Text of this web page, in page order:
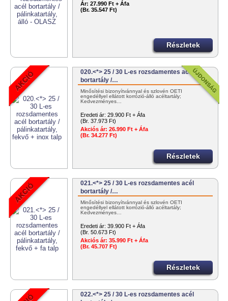
Ár: 27.990 Ft + Áfa
(Br. 35.547 Ft)
Részletek
020.<*> 25 / 30 L-es rozsdamentes acél
bortartály /…
Minősítési bizonyítvánnyal és szlovén OÉTI
engedéllyel ellátott korrózió-álló acéltartály;
Kedvezményes…
Eredeti ár: 29.900 Ft + Áfa
(Br. 37.973 Ft)
Akciós ár: 26.990 Ft + Áfa
(Br. 34.277 Ft)
Részletek
021.<*> 25 / 30 L-es rozsdamentes acél
bortartály /…
Minősítési bizonyítvánnyal és szlovén OÉTI
engedéllyel ellátott korrózió-álló acéltartály;
Kedvezményes…
Eredeti ár: 39.900 Ft + Áfa
(Br. 50.673 Ft)
Akciós ár: 35.990 Ft + Áfa
(Br. 45.707 Ft)
Részletek
022.<*> 25 / 30 L-es rozsdamentes acél